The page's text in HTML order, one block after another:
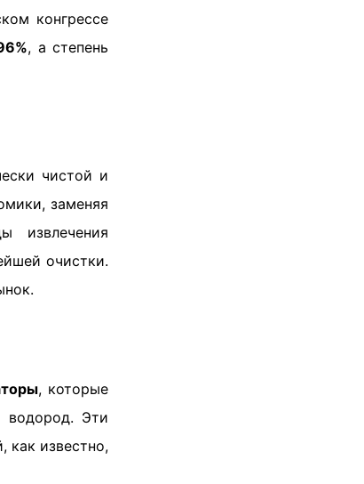
конгрессе
, а степень
чистой и
заменяя
извлечения
очистки.
, которые
водород. Эти
как известно,